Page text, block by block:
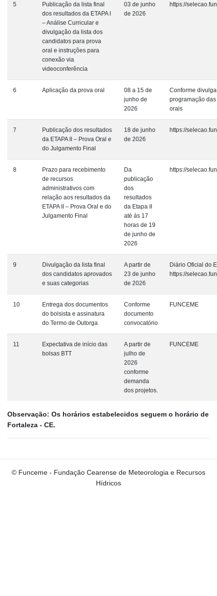
5
Publicação da lista final
dos resultados da ETAPA I
– Análise Curricular e
divulgação da lista dos
candidatos para prova
oral e instruções para
conexão via
videoconferência
03 de junho
de 2026
https://
6 Aplicação da prova oral
08 a 15 de
junho de
2026
Conforme
programação
orais
7
Publicação dos resultados
da ETAPA II – Prova Oral e
do Julgamento Final
18 de junho
de 2026
https://
8
Prazo para recebimento
de recursos
administrativos com
relação aos resultados da
ETAPA II – Prova Oral e do
Julgamento Final
Da
publicação
dos
resultados
da Etapa II
até às 17
horas de 19
de junho de
2026
https://
9
Divulgação da lista final
dos candidatos aprovados
e suas categorias
A partir de
23 de junho
de 2026
Diário Oficial do
https://
10
Entrega dos documentos
do bolsista e assinatura
do Termo de Outorga
Conforme
documento
convocatório
FUNCEME
11
Expectativa de início das
bolsas BTT
A partir de
julho de
2026
conforme
demanda
dos projetos.
FUNCEME
Observação: Os horários estabelecidos seguem o horário de
Fortaleza - CE.
© Funceme - Fundação Cearense de Meteorologia e Recursos
Hídricos